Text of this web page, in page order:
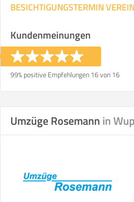
BESICHTIGUNGSTERMIN
Kundenmeinungen
99% positive Empfehlungen 16 von 16
Umzüge Rosemann in